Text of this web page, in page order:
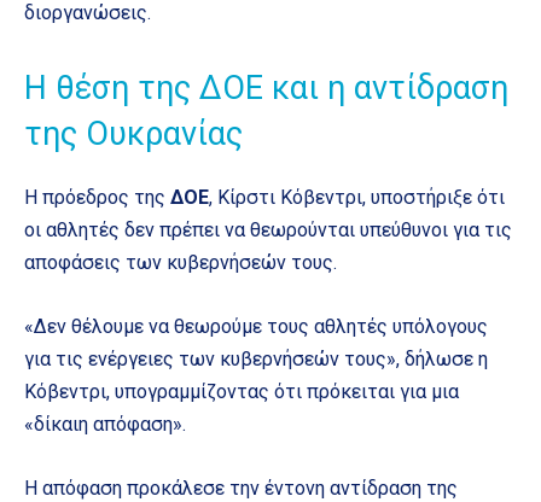
διοργανώσεις.
Η θέση της ΔΟΕ και η αντίδραση
της Ουκρανίας
Η πρόεδρος της ΔΟΕ, Κίρστι Κόβεντρι, υποστήριξε ότι
οι αθλητές δεν πρέπει να θεωρούνται υπεύθυνοι για τις
αποφάσεις των κυβερνήσεών τους.
«Δεν θέλουμε να θεωρούμε τους αθλητές υπόλογους
για τις ενέργειες των κυβερνήσεών τους», δήλωσε η
Κόβεντρι, υπογραμμίζοντας ότι πρόκειται για μια
«δίκαιη απόφαση».
Η απόφαση προκάλεσε την έντονη αντίδραση της